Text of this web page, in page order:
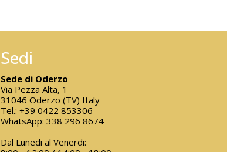
Sedi
Sede di Oderzo
Via Pezza Alta, 1
31046 Oderzo (TV) Italy
Tel.: +39 0422 853306
WhatsApp: 338 296 8674
Dal Lunedi al Venerdi: